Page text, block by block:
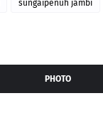
sungaipenuh jambi
PHOTO